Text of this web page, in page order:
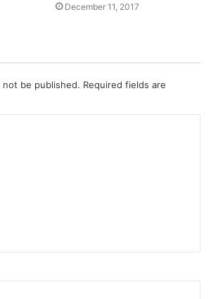
December 11, 2017
not be published. Required fields are